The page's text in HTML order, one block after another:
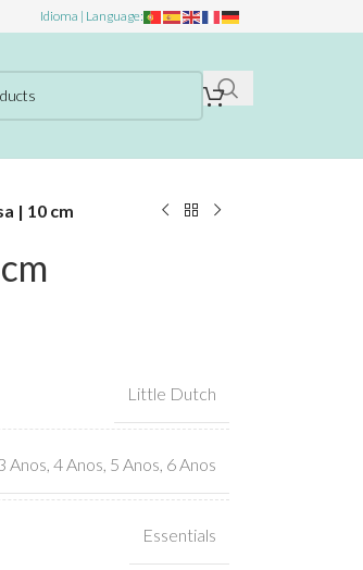
Idioma | Language:
| 10 cm
Little Dutch
Anos 4 Anos 5 Anos 6 Anos
Essentials